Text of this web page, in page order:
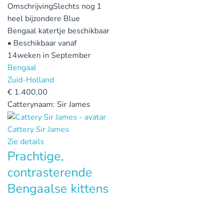
OmschrijvingSlechts nog 1
heel bijzondere Blue
Bengaal katertje beschikbaar
• Beschikbaar vanaf
14weken in September
Bengaal
Zuid-Holland
€ 1.400,00
Catterynaam: Sir James
Cattery Sir James
Zie details
Prachtige,
contrasterende
Bengaalse kittens